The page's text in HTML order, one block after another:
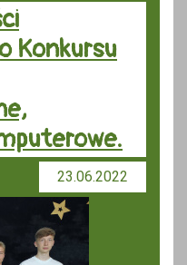
Konkursu
23.06.2022